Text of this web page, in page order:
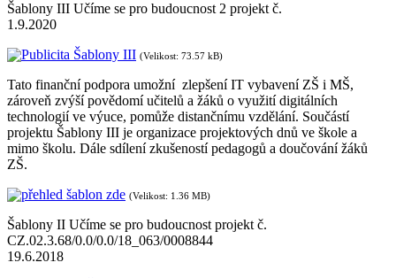
Šablony III Učíme se pro budoucnost 2 projekt č.
1.9.2020
Publicita Šablony III (Velikost: 73.57 kB)
Tato finanční podpora umožní zlepšení IT vybavení ZŠ i MŠ,
zároveň zvýší povědomí učitelů a žáků o využití digitálních
technologií ve výuce, pomůže distančnímu vzdělání. Součástí
projektu Šablony III je organizace projektových dnů ve škole a
mimo školu. Dále sdílení zkušeností pedagogů a doučování žáků
ZŠ.
přehled šablon zde (Velikost: 1.36 MB)
Šablony II Učíme se pro budoucnost projekt č.
CZ.02.3.68/0.0/0.0/18_063/0008844
19.6.2018